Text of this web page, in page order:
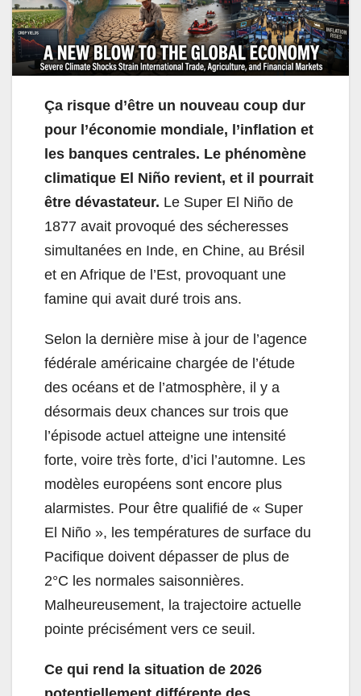
Ça risque d’être un nouveau coup dur
pour l’économie mondiale, l’inflation et
les banques centrales. Le phénomène
climatique El Niño revient, et il pourrait
être dévastateur. Le Super El Niño de
1877 avait provoqué des sécheresses
simultanées en Inde, en Chine, au Brésil
et en Afrique de l’Est, provoquant une
famine qui avait duré trois ans.
Selon la dernière mise à jour de l’agence
fédérale américaine chargée de l’étude
des océans et de l’atmosphère, il y a
désormais deux chances sur trois que
l’épisode actuel atteigne une intensité
forte, voire très forte, d’ici l’automne. Les
modèles européens sont encore plus
alarmistes. Pour être qualifié de « Super
El Niño », les températures de surface du
Pacifique doivent dépasser de plus de
2°C les normales saisonnières.
Malheureusement, la trajectoire actuelle
pointe précisément vers ce seuil.
Ce qui rend la situation de 2026